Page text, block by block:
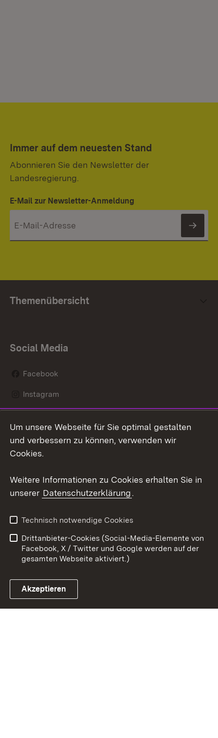
Immer auf dem neuesten Stand
Abonnieren Sie den Newsletter der
Landesregierung.
E-Mail zur Newsletter-Anmeldung
Themenübersicht
Social Media
Facebook
Instagram
Mastodon
Youtube
Link zum Landesportal
Kontakt
Datenschutz
Barrierefreiheit
Impressum Cookies
Um unsere Webseite für Sie optimal gestalten
und verbessern zu können, verwenden wir
Cookies.
Weitere Informationen zu Cookies erhalten Sie in
unserer Datenschutzerklärung.
Technisch notwendige Cookies
Drittanbieter-Cookies (Social-Media-Elemente von
Facebook, X / Twitter und Google werden auf der
gesamten Webseite aktiviert.)
Akzeptieren